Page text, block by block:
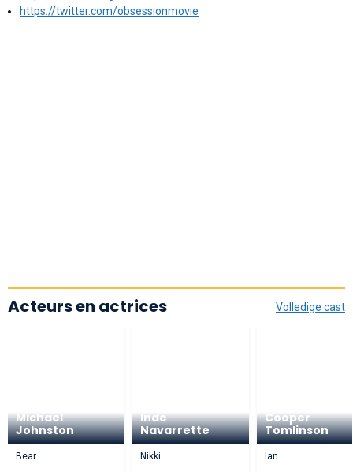
https://twitter.com/obsessionmovie
Volledige cast
Acteurs en actrices
Michael
Johnston
Bear
Inde
Navarrette
Nikki
Cooper
Tomlinson
Ian